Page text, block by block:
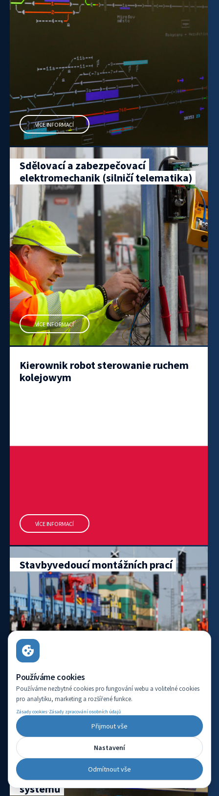
Používáme cookies
Používáme nezbytné cookies pro fungování webu a volitelné cookies
pro analytiku, marketing a rozšířené funkce.
Zásady cookies·Zásady zpracování osobních údajů
Přijmout vše
Nastavení
Odmítnout vše
VÍCE INFORMACÍ
Sdělovací a zabezpečovací
elektromechanik (silničí telematika)
VÍCE INFORMACÍ
Kierownik robot sterowanie ruchem
kolejowym
VÍCE INFORMACÍ
Stavbyvedoucí montážních prací
Vývojový pracovník aplikace
automatizovaného testování
systémů